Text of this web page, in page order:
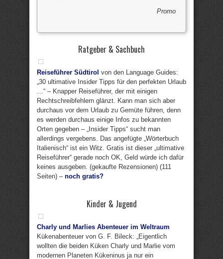
Promo
Ratgeber & Sachbuch
Reiseführer Südtirol von den Language Guides:
„30 ultimative Insider Tipps für den perfekten Urlaub
…“ – Knapper Reiseführer, der mit einigen
Rechtschreibfehlern glänzt. Kann man sich aber
durchaus vor dem Urlaub zu Gemüte führen, denn
es werden durchaus einige Infos zu bekannten
Orten gegeben – „Insider Tipps“ sucht man
allerdings vergebens. Das angefügte „Wörterbuch
Italienisch“ ist ein Witz. Gratis ist dieser „ultimative
Reiseführer“ gerade noch OK, Geld würde ich dafür
keines ausgeben. (gekaufte Rezensionen) (111
Seiten) – noch gratis?
Kinder & Jugend
Charly und Marlies Abenteuer im Weltraum
Kükenabenteuer von G. F. Bileck: „Eigentlich
wollten die beiden Küken Charly und Marlie vom
modernen Planeten Kükeninus ja nur ein